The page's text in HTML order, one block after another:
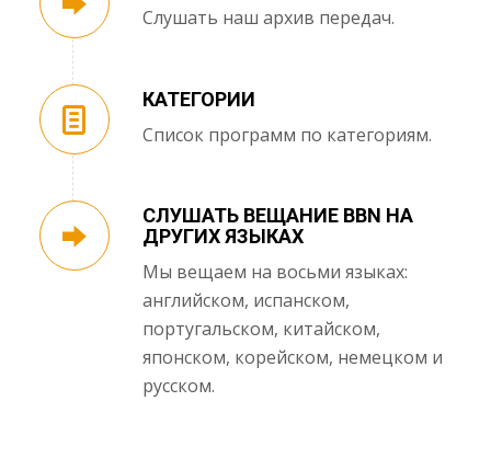
Слушать наш архив передач.
КАТЕГОРИИ
Список программ по категориям.
СЛУШАТЬ ВЕЩАНИЕ BBN НА
ДРУГИХ ЯЗЫКАХ
Мы вещаем на восьми языках:
английском, испанском,
португальском, китайском,
японском, корейском, немецком и
русском.